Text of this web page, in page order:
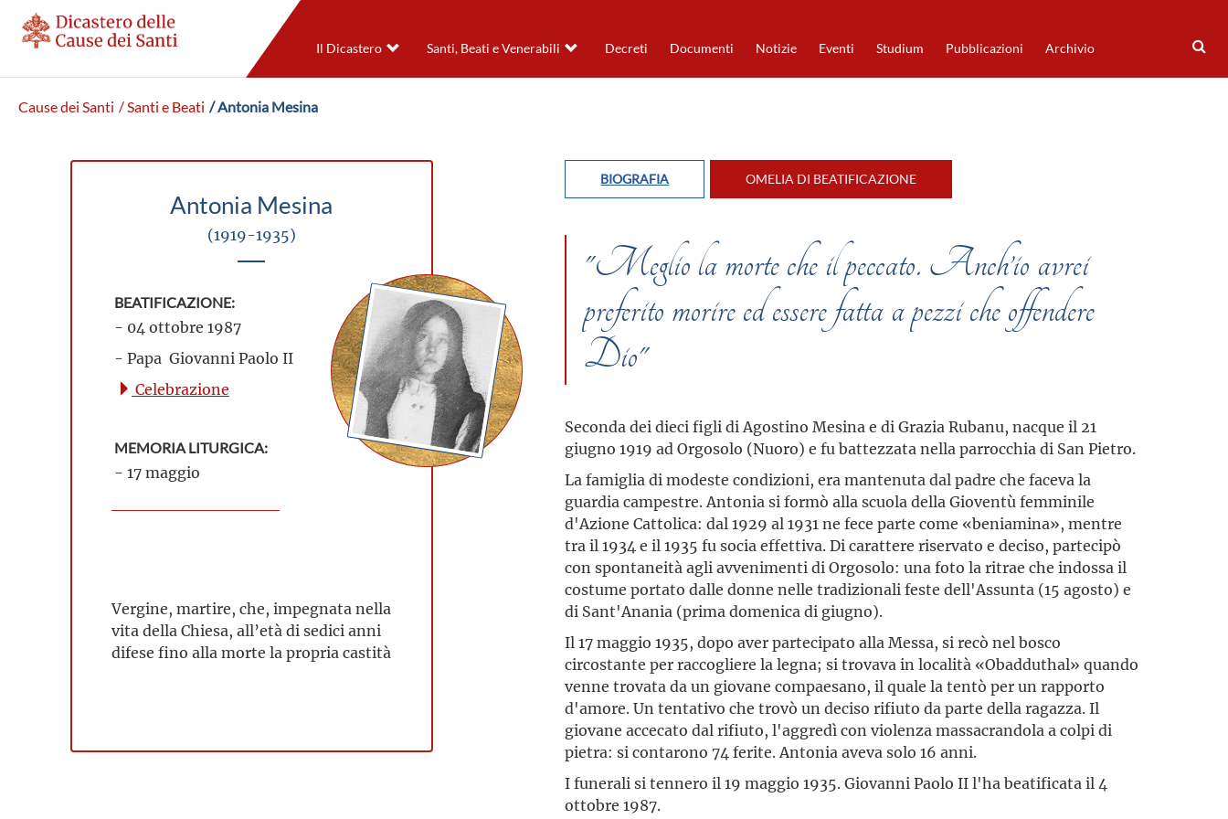
Il Dicastero Santi, Beati e Venerabili Decreti Documenti Notizie Eventi Studium Pubblicazioni Archivio
Cause dei Santi / Santi e Beati / Antonia Mesina
Antonia Mesina
(1919-1935)
BEATIFICAZIONE:
- 04 ottobre 1987
- Papa Giovanni Paolo II
Celebrazione
MEMORIA LITURGICA:
- 17 maggio
Vergine, martire, che, impegnata nella
vita della Chiesa, all’età di sedici anni
difese fino alla morte la propria castità
BIOGRAFIA OMELIA DI BEATIFICAZIONE
"Meglio la morte che il peccato. Anch’io avrei
preferito morire ed essere fatta a pezzi che offendere
Dio"
Seconda dei dieci figli di Agostino Mesina e di Grazia Rubanu, nacque il 21
giugno 1919 ad Orgosolo (Nuoro) e fu battezzata nella parrocchia di San Pietro.
La famiglia di modeste condizioni, era mantenuta dal padre che faceva la
guardia campestre. Antonia si formò alla scuola della Gioventù femminile
d'Azione Cattolica: dal 1929 al 1931 ne fece parte come «beniamina», mentre
tra il 1934 e il 1935 fu socia effettiva. Di carattere riservato e deciso, partecipò
con spontaneità agli avvenimenti di Orgosolo: una foto la ritrae che indossa il
costume portato dalle donne nelle tradizionali feste dell'Assunta (15 agosto) e
di Sant'Anania (prima domenica di giugno).
Il 17 maggio 1935, dopo aver partecipato alla Messa, si recò nel bosco
circostante per raccogliere la legna; si trovava in località «Obadduthal» quando
venne trovata da un giovane compaesano, il quale la tentò per un rapporto
d'amore. Un tentativo che trovò un deciso rifiuto da parte della ragazza. Il
giovane accecato dal rifiuto, l'aggredì con violenza massacrandola a colpi di
pietra: si contarono 74 ferite. Antonia aveva solo 16 anni.
I funerali si tennero il 19 maggio 1935. Giovanni Paolo II l'ha beatificata il 4
ottobre 1987.